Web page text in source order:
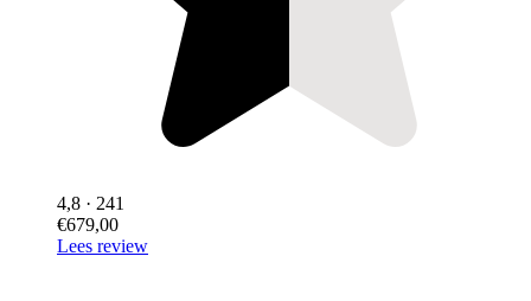
4,8 · 241
€679,00
Lees review